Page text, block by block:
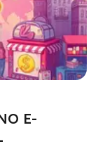
E-